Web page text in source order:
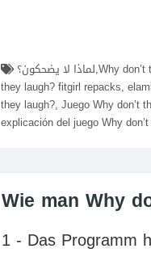
they laugh? fitgirl repacks,
they laugh?, Juego Why don’t
explicación del juego Why
Wie man Why
1 - Das Programm